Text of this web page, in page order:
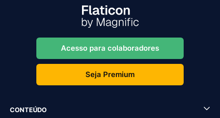
Acesso para colaboradores
Seja Premium
CONTEÚDO